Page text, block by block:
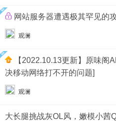
网站服务器遭遇极其罕见的
观澜
决移动网络打不开的问题]
观澜
大长腿挑战灰OL风，嫩模小茜